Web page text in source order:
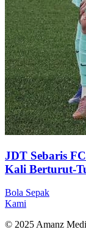
JDT Sebaris
Kali Berturut-
Bola Sepak
Kami
© 2025 Amanz